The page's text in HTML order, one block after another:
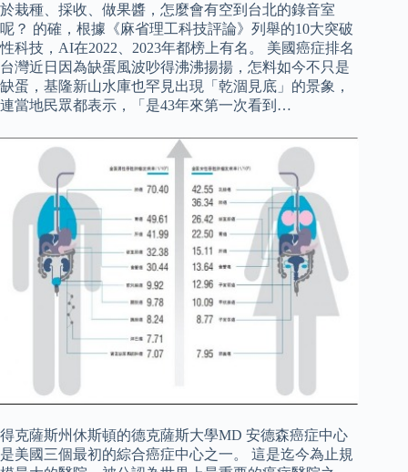
於栽種、採收、做果醬，怎麼會有空到台北的錄音室
呢？ 的確，根據《麻省理工科技評論》列舉的10大突破
性科技，AI在2022、2023年都榜上有名。 美國癌症排名
台灣近日因為缺蛋風波吵得沸沸揚揚，怎料如今不只是
缺蛋，基隆新山水庫也罕見出現「乾涸見底」的景象，
連當地民眾都表示，「是43年來第一次看到…
得克薩斯州休斯頓的德克薩斯大學MD 安德森癌症中心
是美國三個最初的綜合癌症中心之一。 這是迄今為止規